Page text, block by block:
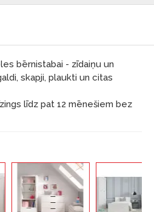
bērnistabai - zīdaiņu un
skapji, plaukti un citas
līdz pat 12 mēnešiem bez